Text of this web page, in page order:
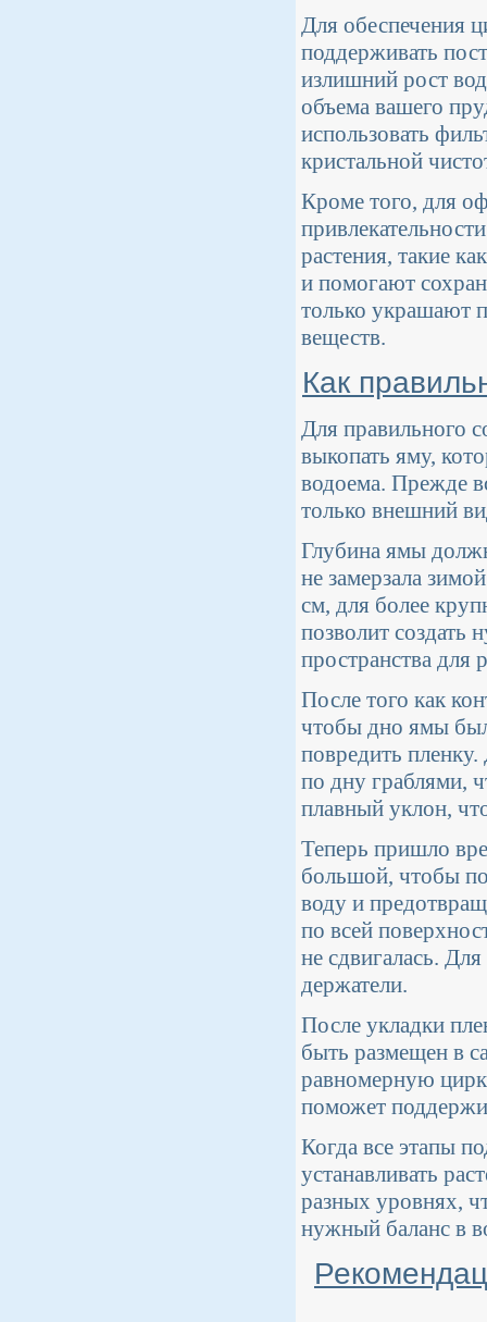
Для обеспечения
поддерживать
излишний рост
объема вашего
использовать
кристальной
Кроме того, для
растения, такие
и помогают
только украшают
веществ.
Как
Для правильного
выкопать яму,
водоема. Прежде
только внешний
Глубина ямы
не замерзала
см, для более
позволит создать
пространства для
После того как
чтобы дно ямы
повредить
по дну граблями,
плавный уклон,
Теперь пришло
большой, чтобы
воду и
по всей
не сдвигалась.
держатели.
После укладки
быть размещен в
равномерную
поможет
Когда все этапы
устанавливать
разных уровнях,
нужный баланс в